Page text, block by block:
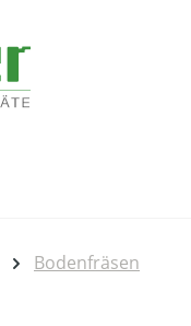
Bodenfräsen